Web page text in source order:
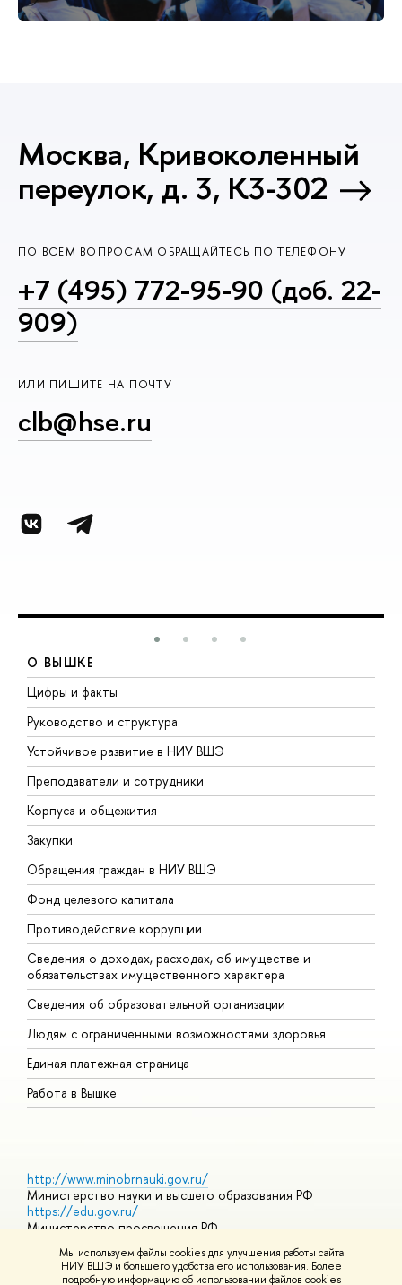
Мы используем файлы cookies для улучшения работы сайта
НИУ ВШЭ и большего удобства его использования. Более
подробную информацию об использовании файлов cookies
Москва, Кривоколенный
переулок, д. 3, К3-302
ПО ВСЕМ ВОПРОСАМ ОБРАЩАЙТЕСЬ ПО ТЕЛЕФОНУ
+7 (495) 772-95-90 (доб. 22-
909)
ИЛИ ПИШИТЕ НА ПОЧТУ
clb@hse.ru
О ВЫШКЕ
Цифры и факты
Руководство и структура
Устойчивое развитие в НИУ ВШЭ
Преподаватели и сотрудники
Корпуса и общежития
Закупки
Обращения граждан в НИУ ВШЭ
Фонд целевого капитала
Противодействие коррупции
Сведения о доходах, расходах, об имуществе и
обязательствах имущественного характера
Сведения об образовательной организации
Людям с ограниченными возможностями здоровья
Единая платежная страница
Работа в Вышке
http://www.minobrnauki.gov.ru/
Министерство науки и высшего образования РФ
https://edu.gov.ru/
Министерство просвещения РФ
https://elearning.hse.ru/mooc
Массовые открытые онлайн-курсы